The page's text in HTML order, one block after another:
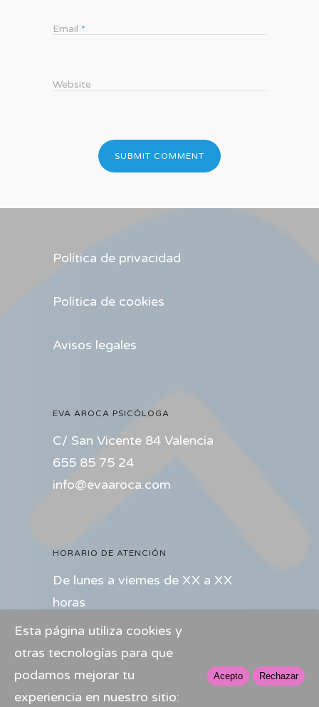
Email *
Website
Política de privacidad
Política de cookies
Avisos legales
EVA AROCA PSICÓLOGA
C/ San Vicente 84 Valencia
655 85 75 24
info@evaaroca.com
HORARIO DE ATENCIÓN
De lunes a viernes de XX a XX
horas
https://psicologiaycomunicacion.com/
Esta página utiliza cookies y
otras tecnologías para que
podamos mejorar tu
experiencia en nuestro sitio:
Acepto Rechazar